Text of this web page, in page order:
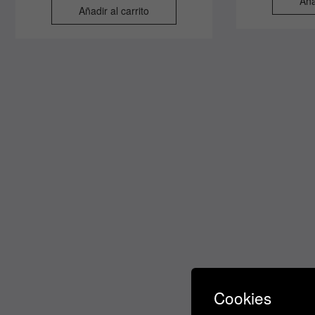
Añadir al carrito
Cookies